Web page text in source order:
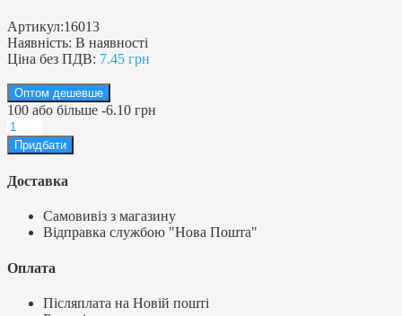
Артикул:16013
Наявність: В наявності
Ціна без ПДВ: 7.45 грн
Оптом дешевше
100 або більше -6.10 грн
Доставка
Самовивіз з магазину
Відправка службою "Нова Пошта"
Оплата
Післяплата на Новій пошті